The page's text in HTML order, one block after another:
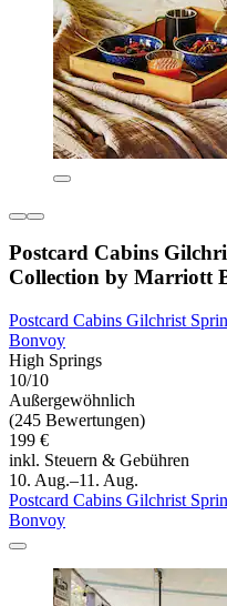
Postcard Cabins
Collection by Marriott
Postcard Cabins Gilchrist
Bonvoy
High Springs
10/10
Außergewöhnlich
(245 Bewertungen)
199 €
inkl. Steuern & Gebühren
10. Aug.–11. Aug.
Postcard Cabins Gilchrist
Bonvoy